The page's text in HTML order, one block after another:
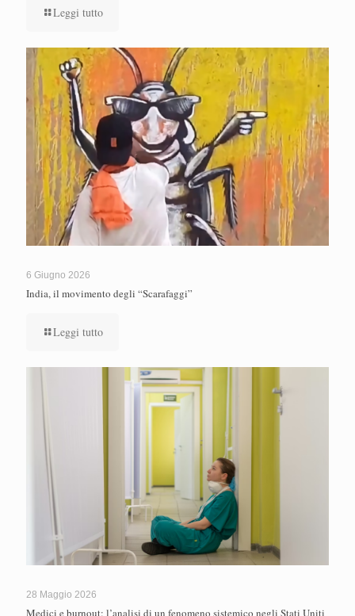
Leggi tutto
6 Giugno 2026
India, il movimento degli “Scarafaggi”
Leggi tutto
28 Maggio 2026
Medici e burnout: l’analisi di un fenomeno sistemico negli Stati Uniti